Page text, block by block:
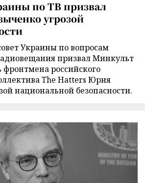
по ТВ призвал
угрозой
Украины по вопросам
призвал Минкульт
фронтмена российского
The Hatters Юрия
национальной безопасности.